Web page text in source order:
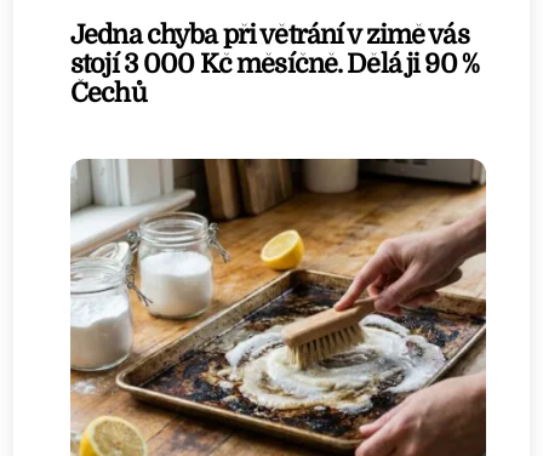
Jedna chyba při větrání v zimě vás
stojí 3 000 Kč měsíčně. Dělá ji 90 %
Čechů